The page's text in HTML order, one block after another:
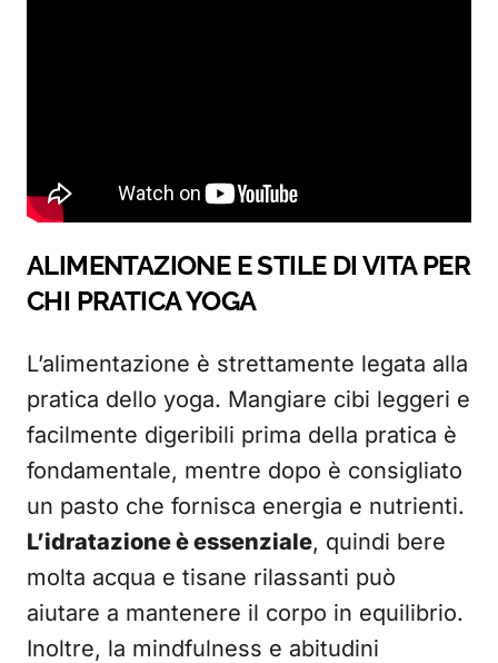
ALIMENTAZIONE E STILE DI VITA PER
CHI PRATICA YOGA
L’alimentazione è strettamente legata alla
pratica dello yoga. Mangiare cibi leggeri e
facilmente digeribili prima della pratica è
fondamentale, mentre dopo è consigliato
un pasto che fornisca energia e nutrienti.
L’idratazione è essenziale, quindi bere
molta acqua e tisane rilassanti può
aiutare a mantenere il corpo in equilibrio.
Inoltre, la mindfulness e abitudini